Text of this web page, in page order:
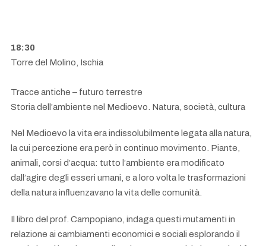
18:30
Torre del Molino, Ischia
Tracce antiche – futuro terrestre
Storia dell’ambiente nel Medioevo. Natura, società, cultura
Nel Medioevo la vita era indissolubilmente legata alla natura,
la cui percezione era però in continuo movimento. Piante,
animali, corsi d’acqua: tutto l’ambiente era modificato
dall’agire degli esseri umani, e a loro volta le trasformazioni
della natura influenzavano la vita delle comunità.
Il libro del prof. Campopiano, indaga questi mutamenti in
relazione ai cambiamenti economici e sociali esplorando il